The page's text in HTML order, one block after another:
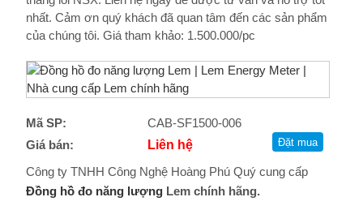
nhất. Cảm ơn quý khách đã quan tâm đến các sản phẩm
của chúng tôi. Giá tham khảo: 1.500.000/pc
Mã SP:
CAB-SF1500-006
Giá bán:
Liên hệ
Công ty TNHH Công Nghệ Hoàng Phú Quý cung cấp
Đồng hồ đo năng lượngLem chính hãng.